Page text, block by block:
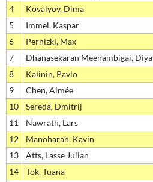
4
Kovalyov, Dima
5
Immel, Kaspar
6
Pernizki, Max
7
Dhanasekaran Meenambigai, Diya
8
Kalinin, Pavlo
9
Chen, Aimée
10
Sereda, Dmitrij
11
Nawrath, Lars
12
Manoharan, Kavin
13
Atts, Lasse Julian
14
Tok, Tuana